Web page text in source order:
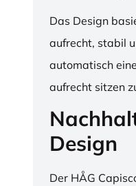
Das Design
aufrecht, stabil
automatisch
aufrecht sitzen
Design
Der HÅG